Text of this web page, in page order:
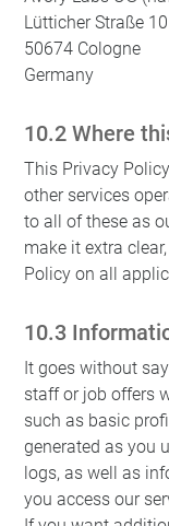
Lütticher Straße 10
50674 Cologne
Germany
10.2 Where
This Privacy
other services
to all of these as
make it extra
Policy on all
10.3
It goes without
staff or job offers
such as basic
generated as you
logs, as well as
you access our